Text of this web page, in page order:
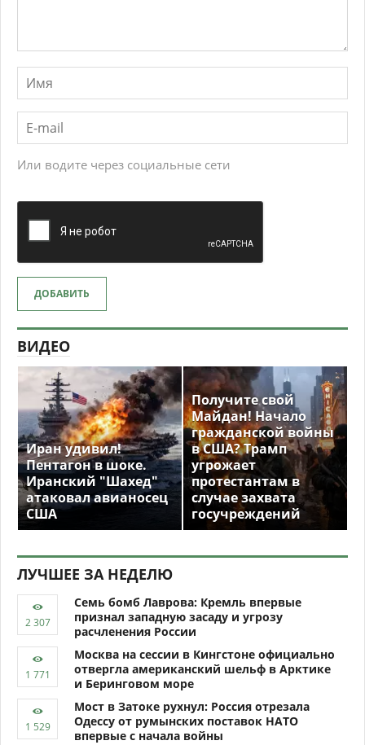
Или водите через социальные сети
ДОБАВИТЬ
ВИДЕО
Иран удивил!
Пентагон в шоке.
Иранский "Шахед"
атаковал авианосец
США
Получите свой
Майдан! Начало
гражданской войны
в США? Трамп
угрожает
протестантам в
случае захвата
госучреждений
ЛУЧШЕЕ ЗА НЕДЕЛЮ
Семь бомб Лаврова: Кремль впервые
признал западную засаду и угрозу
расчленения России
Москва на сессии в Кингстоне официально
отвергла американский шельф в Арктике
и Беринговом море
Мост в Затоке рухнул: Россия отрезала
Одессу от румынских поставок НАТО
впервые с начала войны